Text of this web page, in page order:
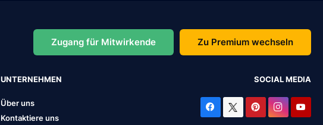
Zugang für Mitwirkende Zu Premium wechseln
UNTERNEHMEN
Über uns
Kontaktiere uns
SOCIAL MEDIA